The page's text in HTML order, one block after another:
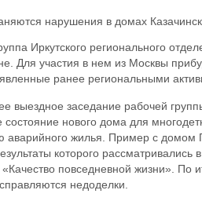
Иркутского регионального
Для участия в нем из Москвы
ранее региональными
выездное заседание рабочей
состояние нового дома для
аварийного жилья. Пример с домом
которого
повседневной жизни». По
недоделки.